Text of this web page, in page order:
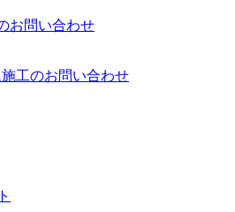
お問い合わせ
工のお問い合わせ